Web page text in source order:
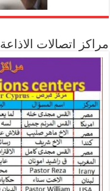
مراكز اتصالات الاذاعة